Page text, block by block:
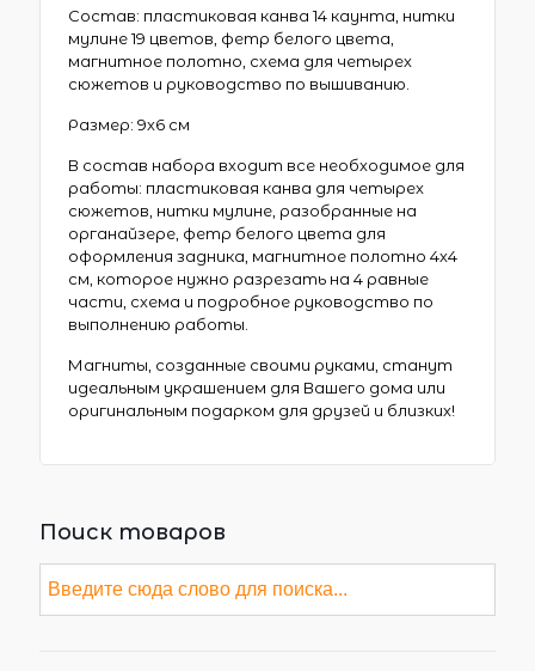
Состав: пластиковая канва 14 каунта, нитки
мулине 19 цветов, фетр белого цвета,
магнитное полотно, схема для четырех
сюжетов и руководство по вышиванию.
Размер: 9х6 см
В состав набора входит все необходимое для
работы: пластиковая канва для четырех
сюжетов, нитки мулине, разобранные на
органайзере, фетр белого цвета для
оформления задника, магнитное полотно 4х4
см, которое нужно разрезать на 4 равные
части, схема и подробное руководство по
выполнению работы.
Магниты, созданные своими руками, станут
идеальным украшением для Вашего дома или
оригинальным подарком для друзей и близких!
Поиск товаров